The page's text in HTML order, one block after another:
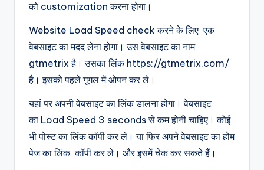
को customization करना होगा।
Website Load Speed check करने के लिए एक
वेबसाइट का मदद लेना होगा। उस वेबसाइट का नाम
gtmetrix है। उसका लिंक https://gtmetrix.com/
है। इसको पहले गूगल में ओपन कर ले।
यहां पर अपनी वेबसाइट का लिंक डालना होगा। वेबसाइट
का Load Speed 3 seconds से कम होनी चाहिए। कोई
भी पोस्ट का लिंक कॉपी कर ले। या फिर अपने वेबसाइट का होम
पेज का लिंक कॉपी कर ले। और इसमें चेक कर सकते हैं।